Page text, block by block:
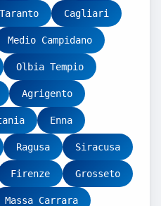
Taranto Cagliari
Medio Campidano
Olbia Tempio
Agrigento
Enna
Ragusa Siracusa
Firenze Grosseto
Massa Carrara